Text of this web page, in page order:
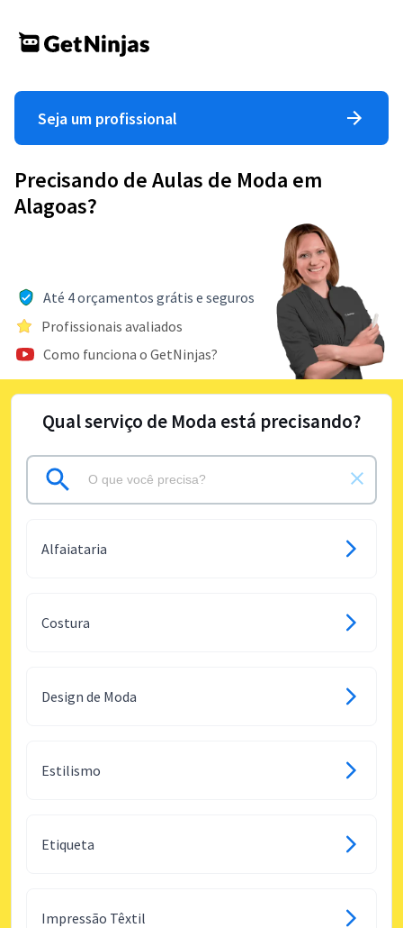
Seja um profissional
Precisando de Aulas de Moda em
Alagoas?
Até 4 orçamentos grátis e seguros
Profissionais avaliados
Como funciona o GetNinjas?
Qual serviço de Moda está precisando?
Alfaiataria
Costura
Design de Moda
Estilismo
Etiqueta
Impressão Têxtil